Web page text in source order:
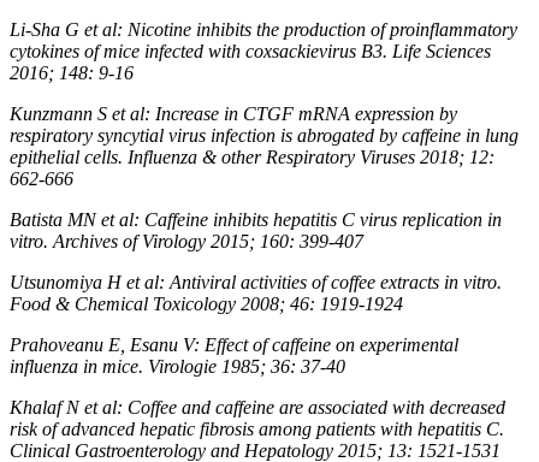
Li-Sha G et al: Nicotine inhibits the production of proinflammatory
cytokines of mice infected with coxsackievirus B3. Life Sciences
2016; 148: 9-16
Kunzmann S et al: Increase in CTGF mRNA expression by
respiratory syncytial virus infection is abrogated by caffeine in lung
epithelial cells. Influenza & other Respiratory Viruses 2018; 12:
662-666
Batista MN et al: Caffeine inhibits hepatitis C virus replication in
vitro. Archives of Virology 2015; 160: 399-407
Utsunomiya H et al: Antiviral activities of coffee extracts in vitro.
Food & Chemical Toxicology 2008; 46: 1919-1924
Prahoveanu E, Esanu V: Effect of caffeine on experimental
influenza in mice. Virologie 1985; 36: 37-40
Khalaf N et al: Coffee and caffeine are associated with decreased
risk of advanced hepatic fibrosis among patients with hepatitis C.
Clinical Gastroenterology and Hepatology 2015; 13: 1521-1531